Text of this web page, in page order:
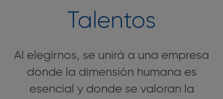
Talentos
Al elegirnos, se unirá a una empresa
donde la dimensión humana es
esencial y donde se valoran la